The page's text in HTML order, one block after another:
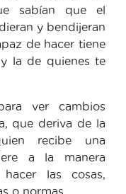
sabían que el
y bendijeran
de hacer tiene
la de quienes te
ver cambios
que deriva de la
recibe una
a la manera
las cosas,
o normas.